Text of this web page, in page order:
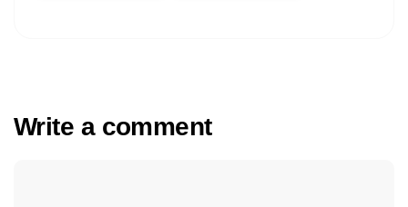
Write a comment